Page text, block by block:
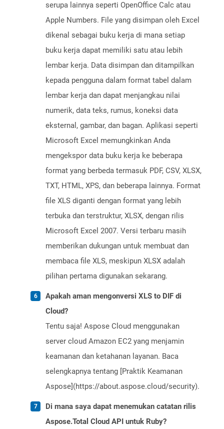
serupa lainnya seperti OpenOffice Calc atau
Apple Numbers. File yang disimpan oleh Excel
dikenal sebagai buku kerja di mana setiap
buku kerja dapat memiliki satu atau lebih
lembar kerja. Data disimpan dan ditampilkan
kepada pengguna dalam format tabel dalam
lembar kerja dan dapat menjangkau nilai
numerik, data teks, rumus, koneksi data
eksternal, gambar, dan bagan. Aplikasi seperti
Microsoft Excel memungkinkan Anda
mengekspor data buku kerja ke beberapa
format yang berbeda termasuk PDF, CSV, XLSX,
TXT, HTML, XPS, dan beberapa lainnya. Format
file XLS diganti dengan format yang lebih
terbuka dan terstruktur, XLSX, dengan rilis
Microsoft Excel 2007. Versi terbaru masih
memberikan dukungan untuk membuat dan
membaca file XLS, meskipun XLSX adalah
pilihan pertama digunakan sekarang.
Apakah aman mengonversi XLS to DIF di
Cloud?
Tentu saja! Aspose Cloud menggunakan
server cloud Amazon EC2 yang menjamin
keamanan dan ketahanan layanan. Baca
selengkapnya tentang [Praktik Keamanan
Aspose](https://about.aspose.cloud/security).
Di mana saya dapat menemukan catatan rilis
Aspose.Total Cloud API untuk Ruby?